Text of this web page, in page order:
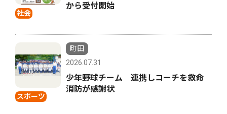
社会
から受付開始
スポーツ
町田
2026.07.31
少年野球チーム 連携しコーチを救命
消防が感謝状